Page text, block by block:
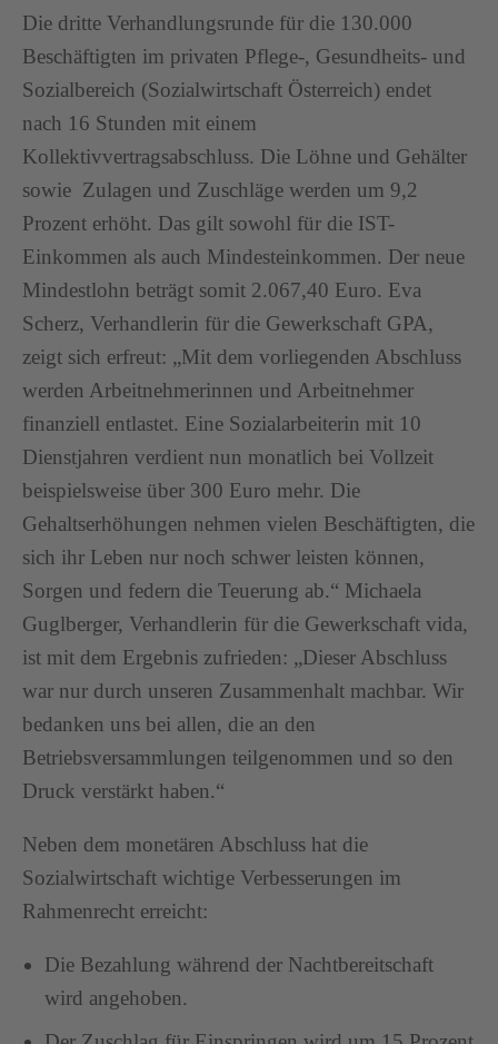
Die dritte Verhandlungsrunde für die 130.000
Beschäftigten im privaten Pflege-, Gesundheits- und
Sozialbereich (Sozialwirtschaft Österreich) endet
nach 16 Stunden mit einem
Kollektivvertragsabschluss. Die Löhne und Gehälter
sowie Zulagen und Zuschläge werden um 9,2
Prozent erhöht. Das gilt sowohl für die IST-
Einkommen als auch Mindesteinkommen. Der neue
Mindestlohn beträgt somit 2.067,40 Euro. Eva
Scherz, Verhandlerin für die Gewerkschaft GPA,
zeigt sich erfreut: „Mit dem vorliegenden Abschluss
werden Arbeitnehmerinnen und Arbeitnehmer
finanziell entlastet. Eine Sozialarbeiterin mit 10
Dienstjahren verdient nun monatlich bei Vollzeit
beispielsweise über 300 Euro mehr. Die
Gehaltserhöhungen nehmen vielen Beschäftigten, die
sich ihr Leben nur noch schwer leisten können,
Sorgen und federn die Teuerung ab.“ Michaela
Guglberger, Verhandlerin für die Gewerkschaft vida,
ist mit dem Ergebnis zufrieden: „Dieser Abschluss
war nur durch unseren Zusammenhalt machbar. Wir
bedanken uns bei allen, die an den
Betriebsversammlungen teilgenommen und so den
Druck verstärkt haben.“
Neben dem monetären Abschluss hat die
Sozialwirtschaft wichtige Verbesserungen im
Rahmenrecht erreicht:
Die Bezahlung während der Nachtbereitschaft
wird angehoben.